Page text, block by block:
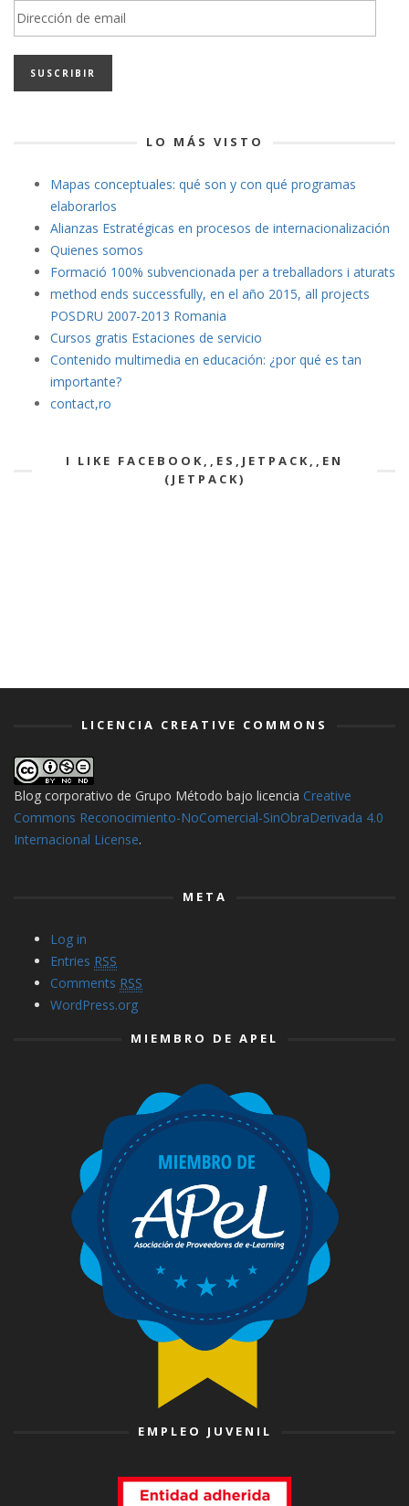
Dirección
de
email
LO MÁS VISTO
Mapas conceptuales: qué son y con qué programas
elaborarlos
Alianzas Estratégicas en procesos de internacionalización
Quienes somos
Formació 100% subvencionada per a treballadors i aturats
method ends successfully, en el año 2015, all projects
POSDRU 2007-2013 Romania
Cursos gratis Estaciones de servicio
Contenido multimedia en educación: ¿por qué es tan
importante?
contact,ro
I LIKE FACEBOOK,,ES,JETPACK,,EN
(JETPACK)
LICENCIA CREATIVE COMMONS
Blog corporativo de Grupo Método bajo licencia Creative
Commons Reconocimiento-NoComercial-SinObraDerivada 4.0
Internacional License.
META
Log in
Entries RSS
Comments RSS
WordPress.org
MIEMBRO DE APEL
EMPLEO JUVENIL